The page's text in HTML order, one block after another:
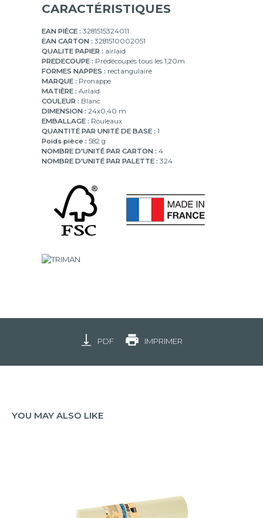
CARACTÉRISTIQUES
EAN PIÈCE : 3281515324011
EAN CARTON : 3281510002051
QUALITE PAPIER : airlaid
PREDECOUPE : Prédécoupés tous les 1,20m
FORMES NAPPES : rectangulaire
MARQUE : Pronappe
MATIÈRE : Airlaid
COULEUR : Blanc
DIMENSION : 24x0,40 m
EMBALLAGE : Rouleaux
QUANTITÉ PAR UNITÉ DE BASE : 1
Poids pièce : 582 g
NOMBRE D'UNITÉ PAR CARTON : 4
NOMBRE D'UNITÉ PAR PALETTE : 324
PDF IMPRIMER
YOU MAY ALSO LIKE